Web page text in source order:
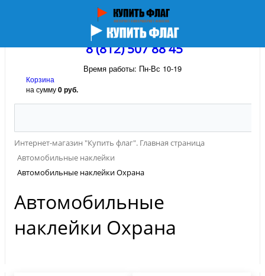
8 (812) 507 88 45
Время работы: Пн-Вс 10-19
Корзина
на сумму0 руб.
Интернет-магазин "Купить флаг". Главная страница
Автомобильные наклейки
Автомобильные наклейки Охрана
Автомобильные
наклейки Охрана